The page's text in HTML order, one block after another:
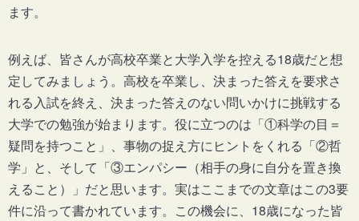
ます。
例えば、皆さんが高校卒業と大学入学を控える18歳だと想
定してみましょう。高校を卒業し、決まった答えを要求さ
れる入試を終え、決まった答えのない問いかけに挑戦する
大学での勉強が始まります。役に立つのは「①科学の目＝
疑問を持つこと」、事物の捉え方にヒントをくれる「②哲
学」と、そして「③エンパシー（相手の身に自分を置き換
えること）」だと思います。実はここまでの文章はこの3要
件に沿って書かれています。この機会に、18歳になった皆